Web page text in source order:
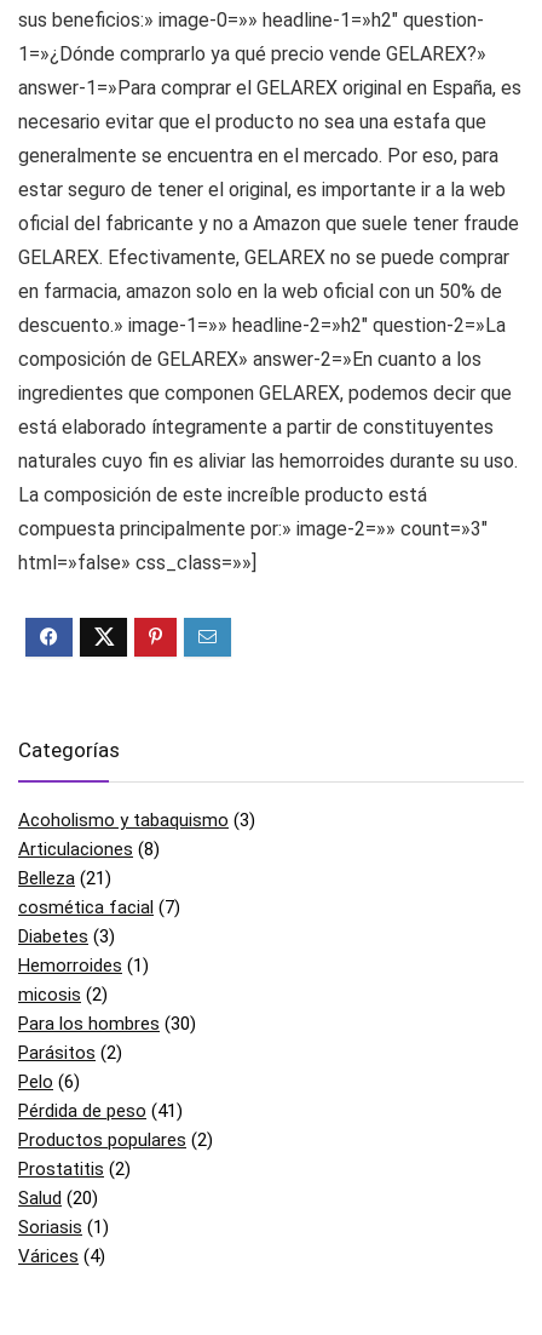
sus beneficios:» image-0=»» headline-1=»h2″ question-
1=»¿Dónde comprarlo ya qué precio vende GELAREX?»
answer-1=»Para comprar el GELAREX original en España, es
necesario evitar que el producto no sea una estafa que
generalmente se encuentra en el mercado. Por eso, para
estar seguro de tener el original, es importante ir a la web
oficial del fabricante y no a Amazon que suele tener fraude
GELAREX. Efectivamente, GELAREX no se puede comprar
en farmacia, amazon solo en la web oficial con un 50% de
descuento.» image-1=»» headline-2=»h2″ question-2=»La
composición de GELAREX» answer-2=»En cuanto a los
ingredientes que componen GELAREX, podemos decir que
está elaborado íntegramente a partir de constituyentes
naturales cuyo fin es aliviar las hemorroides durante su uso.
La composición de este increíble producto está
compuesta principalmente por:» image-2=»» count=»3″
html=»false» css_class=»»]
Categorías
Acoholismo y tabaquismo (3)
Articulaciones (8)
Belleza (21)
cosmética facial (7)
Diabetes (3)
Hemorroides (1)
micosis (2)
Para los hombres (30)
Parásitos (2)
Pelo (6)
Pérdida de peso (41)
Productos populares (2)
Prostatitis (2)
Salud (20)
Soriasis (1)
Várices (4)